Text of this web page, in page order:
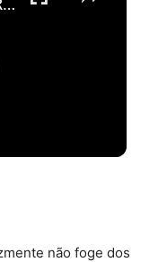
não foge dos